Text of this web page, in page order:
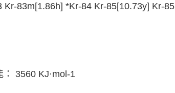
83m[1.86h] *Kr-84 Kr-85[10.73y] Kr-85
3560 KJ·mol-1